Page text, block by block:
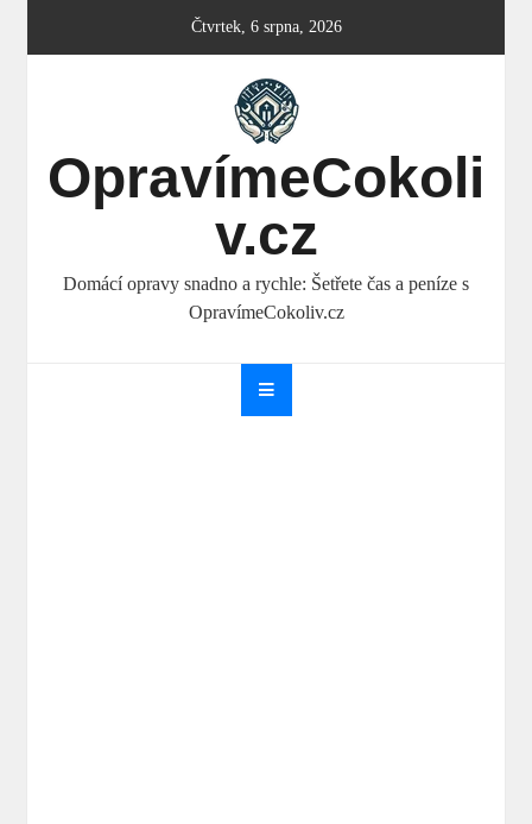
Čtvrtek, 6 srpna, 2026
OpravímeCokoli
v.cz
Domácí opravy snadno a rychle: Šetřete čas a peníze s
OpravímeCokoliv.cz